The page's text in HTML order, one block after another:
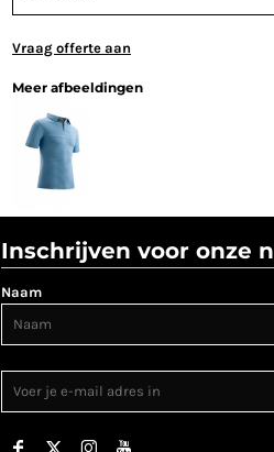
Vraag offerte aan
Meer afbeeldingen
Inschrijven voor onze
Naam